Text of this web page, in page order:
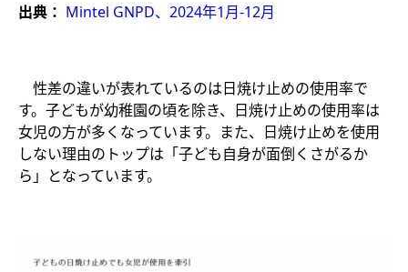
出典： Mintel GNPD、2024年1月-12月
性差の違いが表れているのは日焼け止めの使用率で
す。子どもが幼稚園の頃を除き、日焼け止めの使用率は
女児の方が多くなっています。また、日焼け止めを使用
しない理由のトップは「子ども自身が面倒くさがるか
ら」となっています。